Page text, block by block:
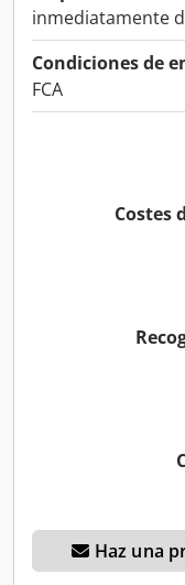
inmediatamente
Condiciones de
FCA
Costes
Haz una